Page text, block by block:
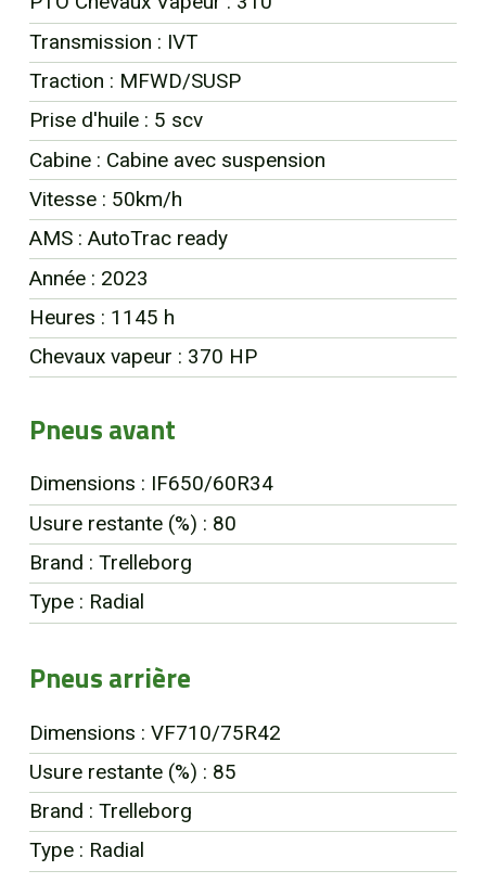
Transmission : IVT
Traction : MFWD/SUSP
Prise d'huile : 5 scv
Cabine : Cabine avec suspension
Vitesse : 50km/h
AMS : AutoTrac ready
Année : 2023
Heures : 1145 h
Chevaux vapeur : 370 HP
Pneus avant
Dimensions : IF650/60R34
Usure restante (%) : 80
Brand : Trelleborg
Type : Radial
Pneus arrière
Dimensions : VF710/75R42
Usure restante (%) : 85
Brand : Trelleborg
Type : Radial
EN